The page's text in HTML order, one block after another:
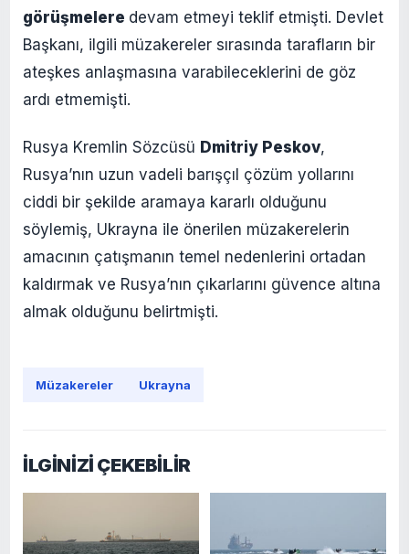
görüşmelere devam etmeyi teklif etmişti. Devlet
Başkanı, ilgili müzakereler sırasında tarafların bir
ateşkes anlaşmasına varabileceklerini de göz
ardı etmemişti.
Rusya Kremlin Sözcüsü Dmitriy Peskov,
Rusya’nın uzun vadeli barışçıl çözüm yollarını
ciddi bir şekilde aramaya kararlı olduğunu
söylemiş, Ukrayna ile önerilen müzakerelerin
amacının çatışmanın temel nedenlerini ortadan
kaldırmak ve Rusya’nın çıkarlarını güvence altına
almak olduğunu belirtmişti.
Müzakereler Ukrayna
İLGİNİZİ ÇEKEBİLİR